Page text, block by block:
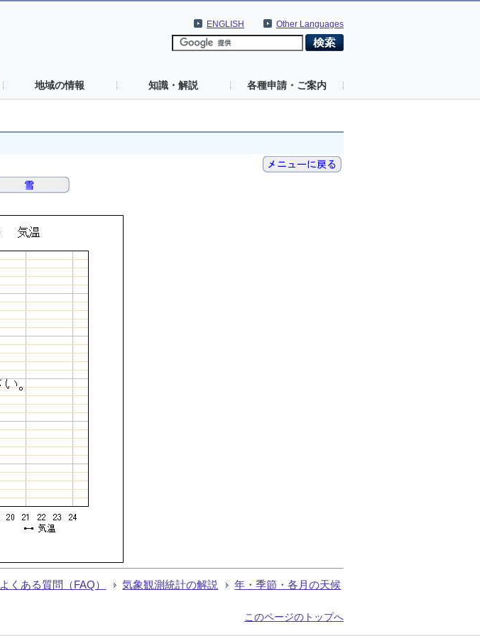
Other Languages
ENGLISH
地域の情報 知識・解説 各種申請・ご案内
よくある質問（FAQ） 気象観測統計の解説 年・季節・各月の天候
このページのトップへ